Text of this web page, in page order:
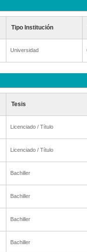
Tipo Institución
Universidad
Tesis
Licenciado / Título
Licenciado / Título
Bachiller
Bachiller
Bachiller
Bachiller